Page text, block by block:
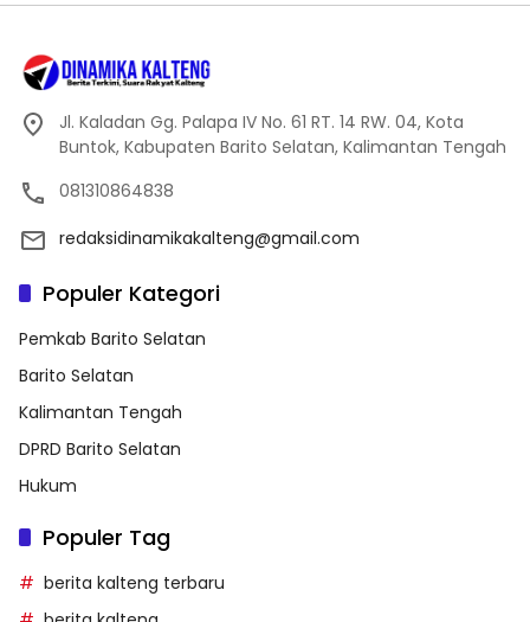
Jl. Kaladan Gg. Palapa IV No. 61 RT. 14 RW. 04, Kota
Buntok, Kabupaten Barito Selatan, Kalimantan Tengah
081310864838
redaksidinamikakalteng@gmail.com
Populer Kategori
Pemkab Barito Selatan
Barito Selatan
Kalimantan Tengah
DPRD Barito Selatan
Hukum
Populer Tag
berita kalteng terbaru